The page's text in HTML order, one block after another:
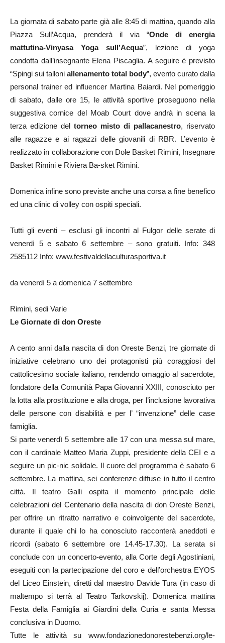
La giornata di sabato parte già alle 8:45 di mattina, quando alla
Piazza Sull’Acqua, prenderà il via “Onde di energia
mattutina-Vinyasa Yoga sull’Acqua”, lezione di yoga
condotta dall’insegnante Elena Piscaglia. A seguire è previsto
“Spingi sui talloni allenamento total body”, evento curato dalla
personal trainer ed influencer Martina Baiardi. Nel pomeriggio
di sabato, dalle ore 15, le attività sportive proseguono nella
suggestiva cornice del Moab Court dove andrà in scena la
terza edizione del torneo misto di pallacanestro, riservato
alle ragazze e ai ragazzi delle giovanili di RBR. L’evento è
realizzato in collaborazione con Dole Basket Rimini, Insegnare
Basket Rimini e Riviera Ba-sket Rimini.
Domenica infine sono previste anche una corsa a fine benefico
ed una clinic di volley con ospiti speciali.
Tutti gli eventi – esclusi gli incontri al Fulgor delle serate di
venerdì 5 e sabato 6 settembre – sono gratuiti. Info: 348
2585112 Info: www.festivaldellaculturasportiva.it
da venerdì 5 a domenica 7 settembre
Rimini, sedi Varie
Le Giornate di don Oreste
A cento anni dalla nascita di don Oreste Benzi, tre giornate di
iniziative celebrano uno dei protagonisti più coraggiosi del
cattolicesimo sociale italiano, rendendo omaggio al sacerdote,
fondatore della Comunità Papa Giovanni XXIII, conosciuto per
la lotta alla prostituzione e alla droga, per l’inclusione lavorativa
delle persone con disabilità e per l’ “invenzione” delle case
famiglia.
Si parte venerdì 5 settembre alle 17 con una messa sul mare,
con il cardinale Matteo Maria Zuppi, presidente della CEI e a
seguire un pic-nic solidale. Il cuore del programma è sabato 6
settembre. La mattina, sei conferenze diffuse in tutto il centro
città. Il teatro Galli ospita il momento principale delle
celebrazioni del Centenario della nascita di don Oreste Benzi,
per offrire un ritratto narrativo e coinvolgente del sacerdote,
durante il quale chi lo ha conosciuto racconterà aneddoti e
ricordi (sabato 6 settembre ore 14.45-17.30). La serata si
conclude con un concerto-evento, alla Corte degli Agostiniani,
eseguiti con la partecipazione del coro e dell’orchestra EYOS
del Liceo Einstein, diretti dal maestro Davide Tura (in caso di
maltempo si terrà al Teatro Tarkovskij). Domenica mattina
Festa della Famiglia ai Giardini della Curia e santa Messa
conclusiva in Duomo.
Tutte le attività su www.fondazionedonorestebenzi.org/le-